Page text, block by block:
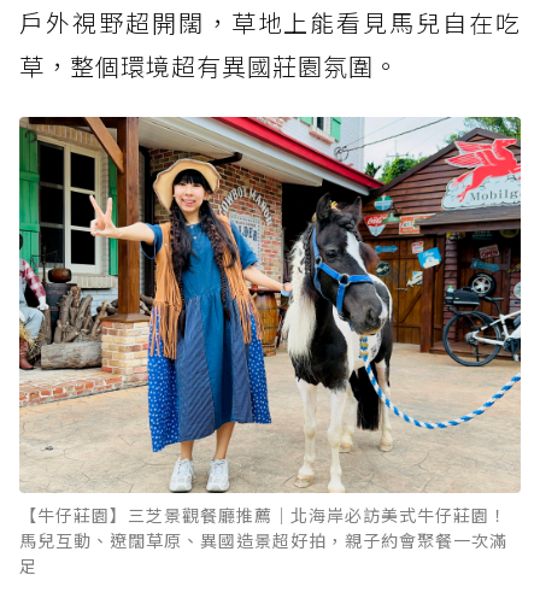
戶外視野超開闊，草地上能看見馬兒自在吃
草，整個環境超有異國莊園氛圍。
【牛仔莊園】三芝景觀餐廳推薦｜北海岸必訪美式牛仔莊園！
馬兒互動、遼闊草原、異國造景超好拍，親子約會聚餐一次滿
足